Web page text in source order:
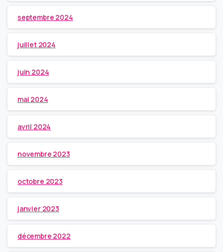
septembre 2024
juillet 2024
juin 2024
mai 2024
avril 2024
novembre 2023
octobre 2023
janvier 2023
décembre 2022